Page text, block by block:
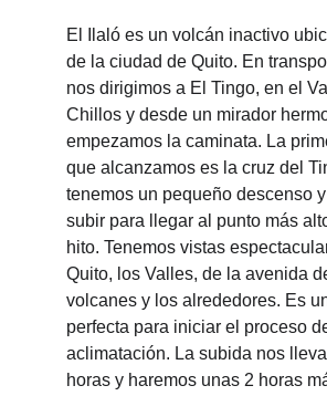
El Ilaló es un volcán inactivo
de la ciudad de Quito. En
nos dirigimos a El Tingo, en el
Chillos y desde un mirador
empezamos la caminata. La
que alcanzamos es la cruz del
tenemos un pequeño descenso
subir para llegar al punto más
hito. Tenemos vistas
Quito, los Valles, de la avenida
volcanes y los alrededores. Es
perfecta para iniciar el proceso
aclimatación. La subida nos
horas y haremos unas 2 horas